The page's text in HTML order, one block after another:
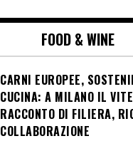
FOOD & WINE
CARNI EUROPEE,
CUCINA: A MILANO IL
RACCONTO DI FILIERA,
COLLABORAZIONE